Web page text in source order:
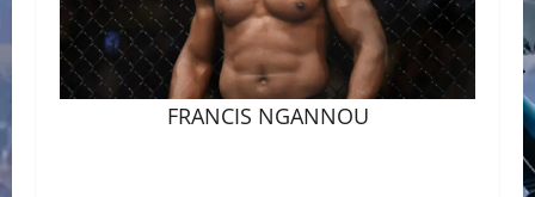
FRANCIS NGANNOU